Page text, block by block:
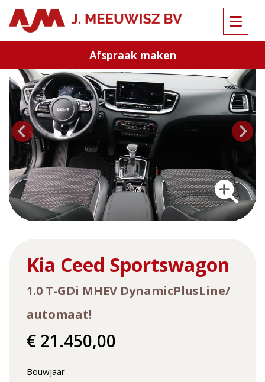
Afspraak maken
Terug naar overzicht
Kia Ceed Sportswagon
1.0 T-GDi MHEV DynamicPlusLine/
automaat!
€ 21.450,00
Bouwjaar